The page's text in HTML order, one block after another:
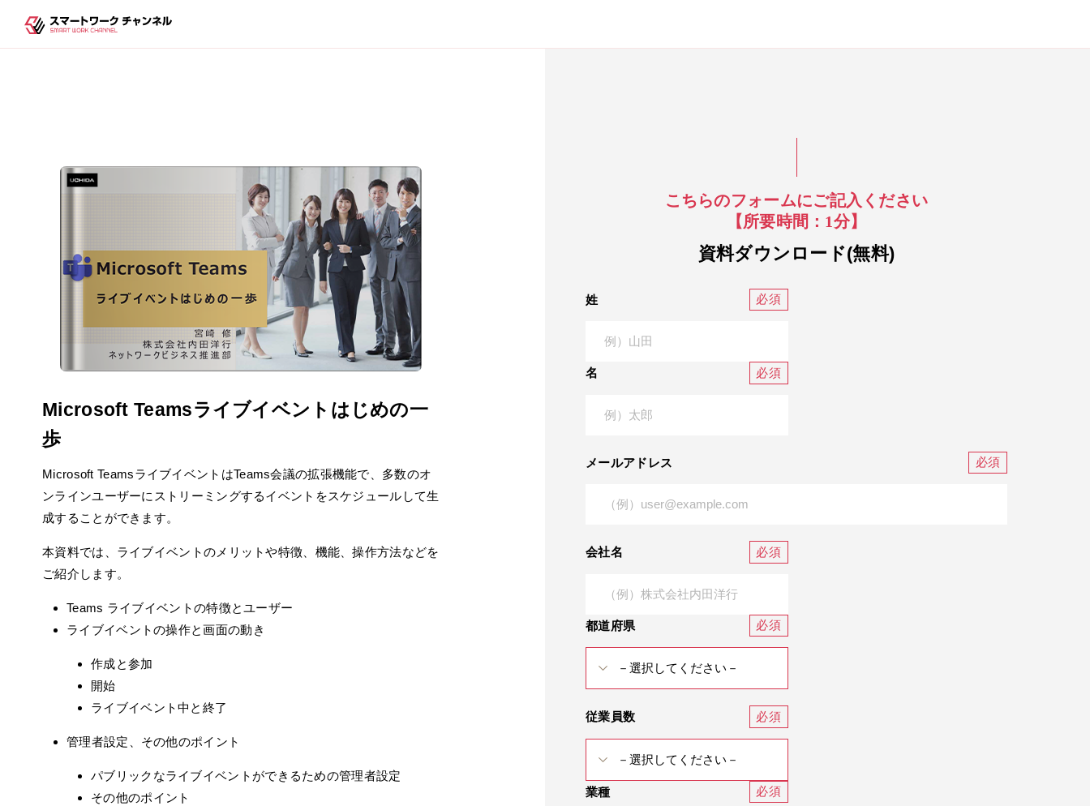
Microsoft Teamsライブイベントはじめの⼀
歩
Microsoft TeamsライブイベントはTeams会議の拡張機能で、多数のオ
ンラインユーザーにストリーミングするイベントをスケジュールして生
成することができます。
本資料では、ライブイベントのメリットや特徴、機能、操作方法などを
ご紹介します。
Teams ライブイベントの特徴とユーザー
ライブイベントの操作と画⾯の動き
作成と参加
開始
ライブイベント中と終了
管理者設定、その他のポイント
パブリックなライブイベントができるための管理者設定
その他のポイント
こちらのフォームにご記入ください
【所要時間：1分】
資料ダウンロード(無料)
姓
名
メールアドレス
会社名
都道府県
従業員数
業種